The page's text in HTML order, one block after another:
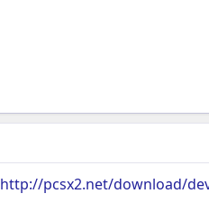
http://pcsx2.net/download/